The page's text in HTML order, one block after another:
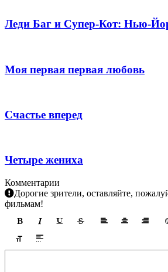
Леди Баг и Супер-Кот: Нью-
Моя первая первая любовь
Счастье вперед
Четыре жениха
Комментарии
Дорогие зрители, оставляйте,
фильмам!